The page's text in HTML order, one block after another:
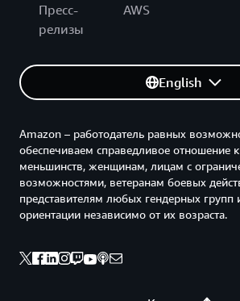
Пресс-
релизы
AWS
English
Amazon – работодатель равных
обеспечиваем справедливое отношение
меньшинств, женщинам, лицам с
возможностями, ветеранам боевых
представителям любых гендерных групп
ориентации независимо от их возраста.